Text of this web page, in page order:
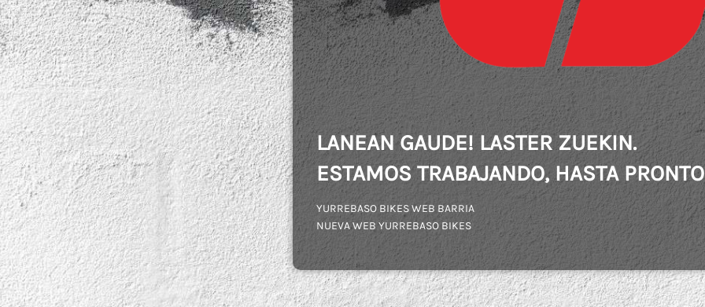
LANEAN GAUDE! LASTER ZUEKIN.
ESTAMOS TRABAJANDO, HASTA
YURREBASO BIKES WEB BARRIA
NUEVA WEB YURREBASO BIKES